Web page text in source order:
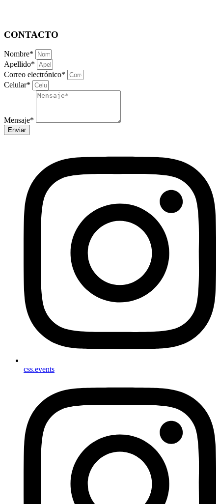
CONTACTO
Nombre*
Apellido*
Correo electrónico*
Celular*
Mensaje*
Enviar
css.events